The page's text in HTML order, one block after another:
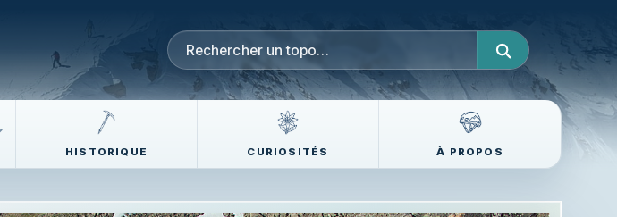
HISTORIQUE CURIOSITÉS À PROPOS